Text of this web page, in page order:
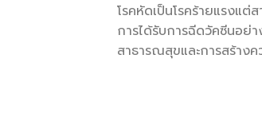
โรคหัดเป็นโรคร้ายแรงแต่
การได้รับการฉีดวัคซีนอย่
สาธารณสุขและการสร้าง